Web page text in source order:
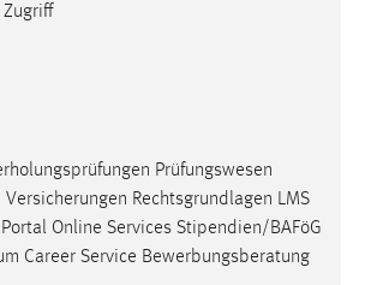
Prüfungswesen
Versicherungen Rechtsgrundlagen LMS
Online Services Stipendien/BAFöG
Career Service Bewerbungsberatung